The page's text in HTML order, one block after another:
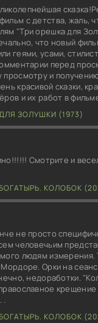
с детства, жаль,
"Три орешка для
что новый
геями, усами,
перед
просмотру и
красивой сказки,
и их работ в
ЗОЛУШКИ (1973)
Смотрите и
КОЛОБОК
не просто
человечьим
людям измерения.
Орки на
недоработки.
крещение
.
КОЛОБОК